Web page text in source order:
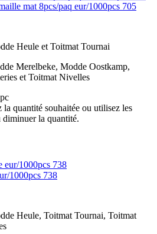
mat 8pcs/paq eur/1000pcs 705
Heule et Toitmat Tournai
Merelbeke, Modde Oostkamp,
et Toitmat Nivelles
quantité souhaitée ou utilisez les
diminuer la quantité.
1000pcs 738
Heule, Toitmat Tournai, Toitmat